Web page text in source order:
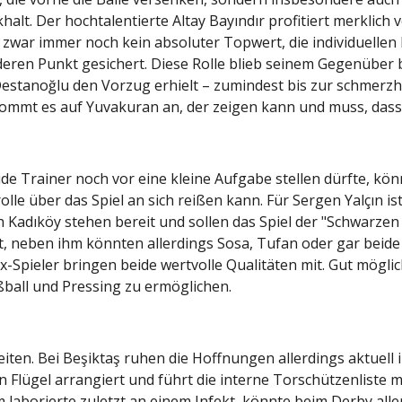
Der hochtalentierte Altay Bayındır profitiert
immer noch kein absoluter Topwert, die
Punkt gesichert. Diese Rolle blieb seinem
den Vorzug erhielt – zumindest bis zur
es auf Yuvakuran an, der zeigen kann und muss,
Trainer noch vor eine kleine Aufgabe stellen dürfte,
über das Spiel an sich reißen kann. Für Sergen Yalçın
stehen bereit und sollen das Spiel der
neben ihm könnten allerdings Sosa, Tufan oder gar
bringen beide wertvolle Qualitäten mit. Gut
und Pressing zu ermöglichen.
Bei Beşiktaş ruhen die Hoffnungen allerdings aktuell
Flügel arrangiert und führt die interne Torschützenliste